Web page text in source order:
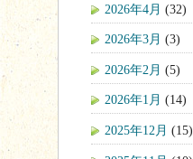
2026年4月 (32)
2026年3月 (3)
2026年2月 (5)
2026年1月 (14)
2025年12月 (15)